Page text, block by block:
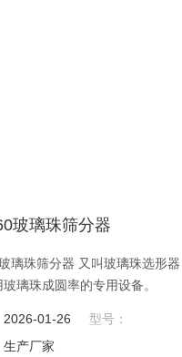
玻璃珠筛分器
璃珠筛分器 又叫玻璃珠选形
璃珠成圆率的专用设备。
2026-01-26
型号：
生产厂家